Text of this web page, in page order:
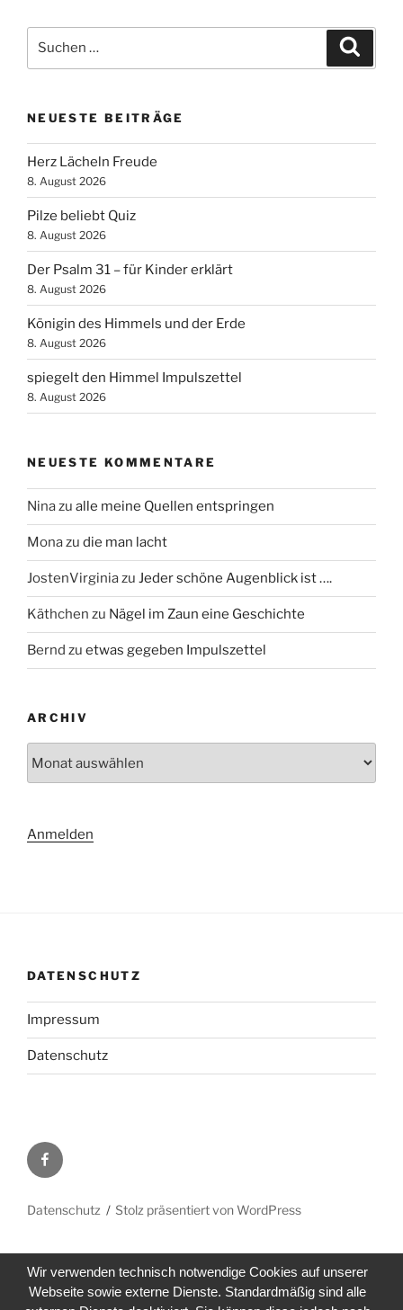
nach:
NEUESTE BEITRÄGE
Herz Lächeln Freude
8. August 2026
Pilze beliebt Quiz
8. August 2026
Der Psalm 31 – für Kinder erklärt
8. August 2026
Königin des Himmels und der Erde
8. August 2026
spiegelt den Himmel Impulszettel
8. August 2026
NEUESTE KOMMENTARE
Ninazu alle meine Quellen entspringen
Monazu die man lacht
JostenVirginiazu Jeder schöne Augenblick ist ….
Käthchen zu Nägel im Zaun eine Geschichte
Bernd zu etwas gegeben Impulszettel
ARCHIV
Anmelden
DATENSCHUTZ
Impressum
Datenschutz
Facebook
Datenschutz Stolz präsentiert von WordPress
Wir verwenden technisch notwendige Cookies auf unserer
Webseite sowie externe Dienste. Standardmäßig sind alle